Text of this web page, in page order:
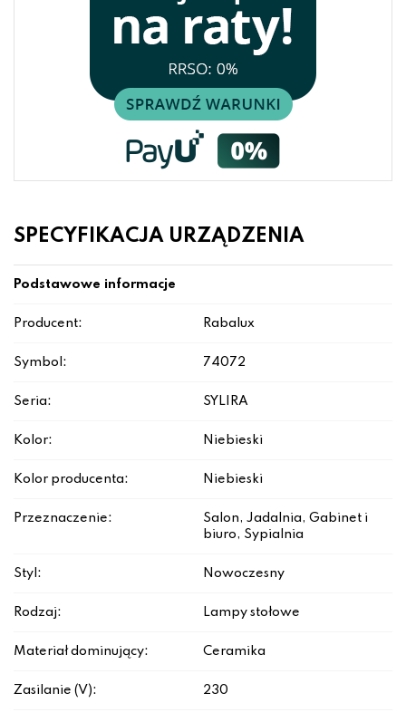
SPECYFIKACJA URZĄDZENIA
Podstawowe informacje
Producent: Rabalux
Symbol: 74072
Seria: SYLIRA
Kolor: Niebieski
Kolor producenta: Niebieski
Przeznaczenie:
Salon, Jadalnia, Gabinet i
biuro, Sypialnia
Styl: Nowoczesny
Rodzaj: Lampy stołowe
Materiał dominujący: Ceramika
Zasilanie (V): 230